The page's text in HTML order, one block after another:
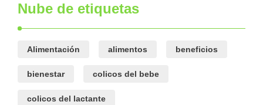
Nube de etiquetas
Alimentación alimentos beneficios
bienestar colicos del bebe
colicos del lactante